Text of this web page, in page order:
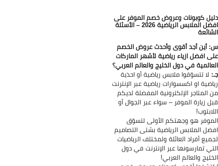
كوبونات وعروض خصم الموفر على
افضل الملابس الرياضية 2026 – الأسئلة
أين أجد أقوى وأحدث عروض الخصم
افضل ازياء رياضية لأشهر الماركات
في دول الخليج والعالم العربي؟
لا تتسوّقوا ملابس رياضية أو احذية
او اكسسوارات رياضية عبر الإنترنت
المتاجر الإلكترونية المفضلة لديكم
زيارة الموفر – سواء عبر الجوال أو
هو وجهتكم الأولى لتسوّق
الملابس الرياضية بشتى التصاميم
أفراد العائلة ولمختلف الرياضيات
تمارسونها عبر الإنترنت في دول
والعالم العربي!